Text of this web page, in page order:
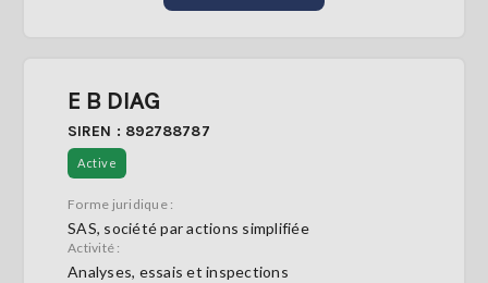
E B DIAG
SIREN : 892788787
Active
Forme juridique :
SAS, société par actions simplifiée
Activité :
Analyses, essais et inspections